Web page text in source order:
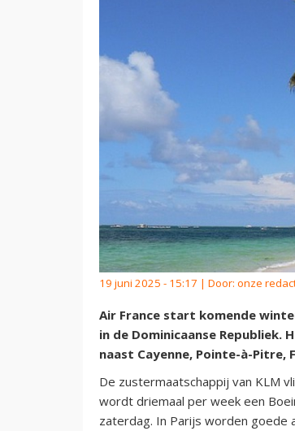
19 juni 2025 - 15:17 | Door: onze
Air France start komende
in de Dominicaanse Republiek.
naast Cayenne, Pointe-à-Pitre,
De zustermaatschappij van KLM
wordt driemaal per week een
zaterdag. In Parijs worden goede